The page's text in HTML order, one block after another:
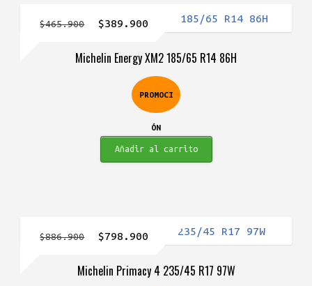
Michelin Energy XM2 185/65 R14 86H
PROMOCI
ÓN
$465.900
El
original
$465.900.
$389.900
actual
es:
$389.900.
Añadir al carrito
Michelin Primacy 4 235/45 R17 97W
$886.900
El
original
$798.900
actual